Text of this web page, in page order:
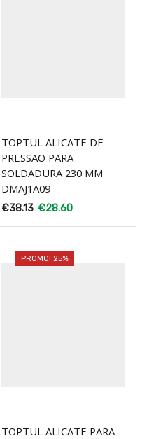
TOPTUL ALICATE DE
PRESSÃO PARA
SOLDADURA 230 MM
DMAJ1A09
€38.13 €28.60
PROMO! 25%
TOPTUL ALICATE PARA